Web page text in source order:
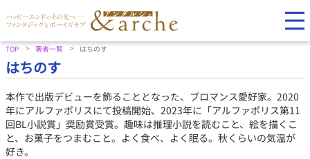
TOP 著者一覧 はちのす
はちのす
本作で出版デビューを飾ることとなった、ブロマンス愛好家。2020
年にアルファポリスにて投稿開始、2023年に「アルファポリス第11
回BL小説賞」奨励賞受賞。趣味は推理小説を読むこと、絵を描くこ
と、お菓子をつまむこと。よく食べ、よく眠る。秋くらいの気温が
好き。